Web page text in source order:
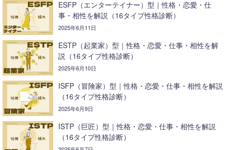
ESFP（エンターテイナー）型｜性格・恋愛・仕
事・相性を解説（16タイプ性格診断）
2025年6月11日
ESTP（起業家）型｜性格・恋愛・仕事・相性を解
説（16タイプ性格診断）
2025年6月10日
ISFP（冒険家）型｜性格・恋愛・仕事・相性を解説
（16タイプ性格診断）
2025年6月9日
ISTP（巨匠）型｜性格・恋愛・仕事・相性を解説
（16タイプ性格診断）